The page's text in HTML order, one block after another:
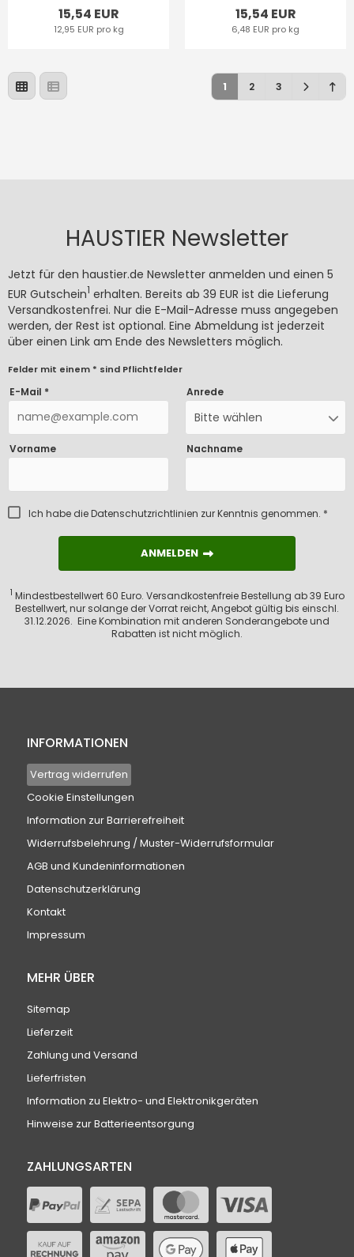
15,54 EUR
12,95 EUR pro kg
15,54 EUR
6,48 EUR pro kg
1 2 3
HAUSTIER Newsletter
Jetzt für den haustier.de Newsletter anmelden und einen 5
EUR Gutschein1 erhalten. Bereits ab 39 EUR ist die Lieferung
Versandkostenfrei. Nur die E-Mail-Adresse muss angegeben
werden, der Rest ist optional. Eine Abmeldung ist jederzeit
über einen Link am Ende des Newsletters möglich.
Felder mit einem * sind Pflichtfelder
E-Mail * Anrede
Bitte wählen
Vorname Nachname
Ich habe dieDatenschutzrichtlinien zur Kenntnis genommen. *
ANMELDEN
ANMELDEN
1 Mindestbestellwert 60 Euro. Versandkostenfreie Bestellung ab 39 Euro
Bestellwert, nur solange der Vorrat reicht, Angebot gültig bis einschl.
31.12.2026. Eine Kombination mit anderen Sonderangebote und
Rabatten ist nicht möglich.
INFORMATIONEN
Vertrag widerrufen
Cookie Einstellungen
Information zur Barrierefreiheit
Widerrufsbelehrung / Muster-Widerrufsformular
AGB und Kundeninformationen
Datenschutzerklärung
Kontakt
Impressum
MEHR ÜBER
Sitemap
Lieferzeit
Zahlung und Versand
Lieferfristen
Information zu Elektro- und Elektronikgeräten
Hinweise zur Batterieentsorgung
ZAHLUNGSARTEN